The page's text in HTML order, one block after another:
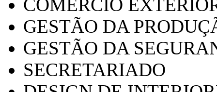
COMÉRCIO
GESTÃO DA
GESTÃO DA
SECRETARIADO